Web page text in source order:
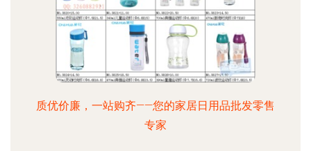
质优价廉，一站购齐——您的家居日用品批发零售
专家